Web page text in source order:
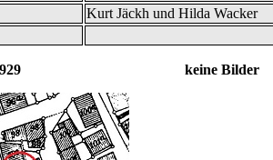
Kurt Jäckh und Hilda Wacker
keine Bilder